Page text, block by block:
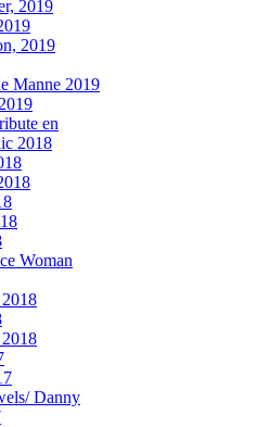
2019
2019
Manne 2019
en
2018
Woman
2018
Danny